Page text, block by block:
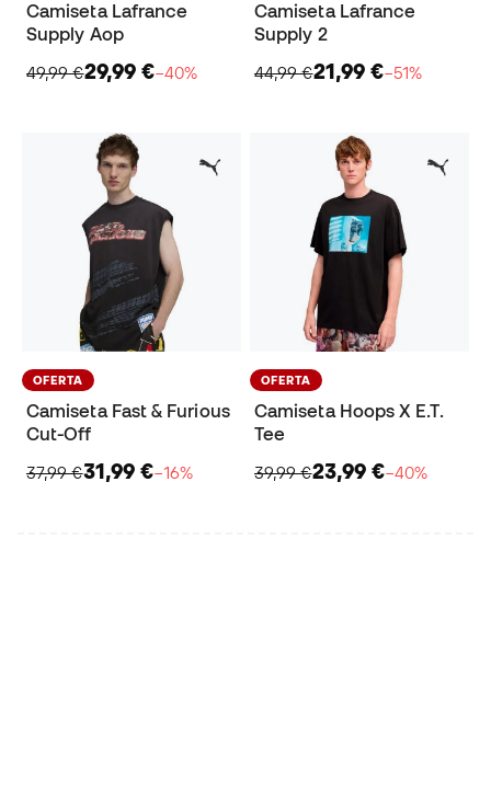
Camiseta Lafrance
Supply Aop
49,99 €29,99 €−40%
Camiseta Lafrance
Supply 2
44,99 €21,99 €−51%
OFERTA
Camiseta Fast & Furious
Cut-Off
37,99 €31,99 €−16%
OFERTA
Camiseta Hoops X E.T.
Tee
39,99 €23,99 €−40%